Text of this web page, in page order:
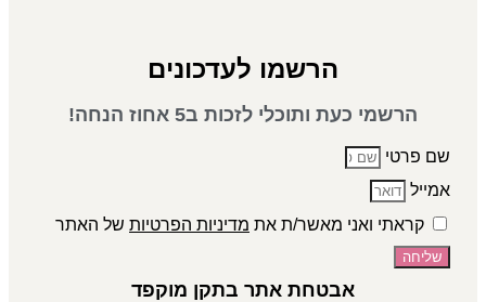
הרשמו לעדכונים
הרשמי כעת ותוכלי לזכות ב5 אחוז הנחה!
שם פרטי
אמייל
קראתי ואני מאשר/ת את מדיניות הפרטיות של האתר
שליחה
אבטחת אתר בתקן מוקפד